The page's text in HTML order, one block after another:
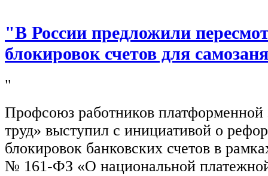
"В России предложили
блокировок счетов для
"
Профсоюз работников
труд» выступил с инициативой о
блокировок банковских счетов в
№ 161-ФЗ «О национальной